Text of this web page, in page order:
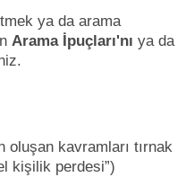
ya da arama
Arama İpuçları'nı ya da
oluşan kavramları tırnak
kişilik perdesi”)